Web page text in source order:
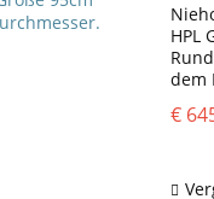
HPL
dem
€